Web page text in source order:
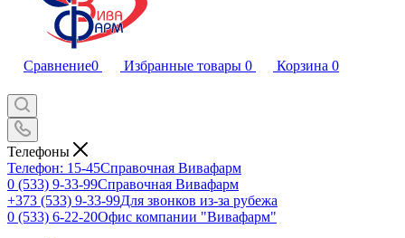
Сравнение0 Избранные товары 0 Корзина 0
Телефоны
Телефон: 15-45Справочная Вивафарм
0 (533) 9-33-99Справочная Вивафарм
+373 (533) 9-33-99Для звонков из-за рубежа
0 (533) 6-22-20Офис компании "Вивафарм"